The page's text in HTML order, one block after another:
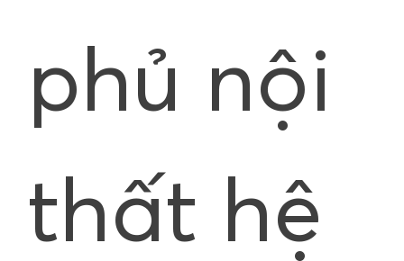
phủ nội
thất hệ